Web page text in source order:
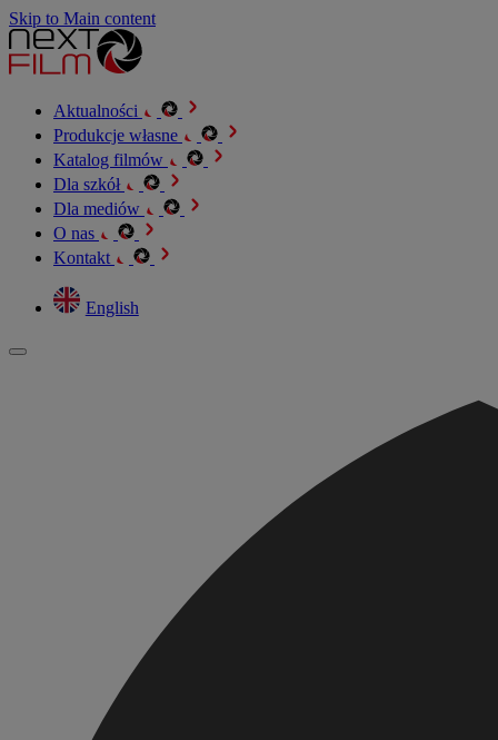
Skip to Main content
Aktualności
Produkcje własne
Katalog filmów
Dla szkół
Dla mediów
O nas
Kontakt
English